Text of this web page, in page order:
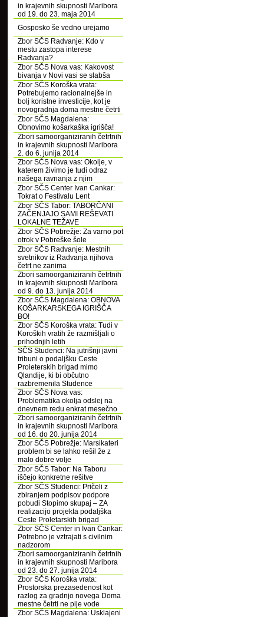
in krajevnih skupnosti Maribora
od 19. do 23. maja 2014
Gosposko še vedno urejamo
Zbor SČS Radvanje: Kdo v
mestu zastopa interese
Radvanja?
Zbor SČS Nova vas: Kakovost
bivanja v Novi vasi se slabša
Zbor SČS Koroška vrata:
Potrebujemo racionalnejše in
bolj koristne investicije, kot je
novogradnja doma mestne četrti
Zbor SČS Magdalena:
Obnovimo košarkaška igrišča!
Zbori samoorganiziranih četrtnih
in krajevnih skupnosti Maribora
2. do 6. junija 2014
Zbor SČS Nova vas: Okolje, v
katerem živimo je tudi odraz
našega ravnanja z njim
Zbor SČS Center Ivan Cankar:
Tokrat o Festivalu Lent
Zbor SČS Tabor: TABORČANI
ZAČENJAJO SAMI REŠEVATI
LOKALNE TEŽAVE
Zbor SČS Pobrežje: Za varno pot
otrok v Pobreške šole
Zbor SČS Radvanje: Mestnih
svetnikov iz Radvanja njihova
četrt ne zanima
Zbori samoorganiziranih četrtnih
in krajevnih skupnosti Maribora
od 9. do 13. junija 2014
Zbor SČS Magdalena: OBNOVA
KOŠARKARSKEGA IGRIŠČA
BO!
Zbor SČS Koroška vrata: Tudi v
Koroških vratih že razmišljali o
prihodnjih letih
SČS Studenci: Na jutrišnji javni
tribuni o podaljšku Ceste
Proleterskih brigad mimo
Qlandije, ki bi občutno
razbremenila Studence
Zbor SČS Nova vas:
Problematika okolja odslej na
dnevnem redu enkrat mesečno
Zbori samoorganiziranih četrtnih
in krajevnih skupnosti Maribora
od 16. do 20. junija 2014
Zbor SČS Pobrežje: Marsikateri
problem bi se lahko rešil že z
malo dobre volje
Zbor SČS Tabor: Na Taboru
iščejo konkretne rešitve
Zbor SČS Studenci: Pričeli z
zbiranjem podpisov podpore
pobudi Stopimo skupaj – ZA
realizacijo projekta podaljška
Ceste Proletarskih brigad
Zbor SČS Center in Ivan Cankar:
Potrebno je vztrajati s civilnim
nadzorom
Zbori samoorganiziranih četrtnih
in krajevnih skupnosti Maribora
od 23. do 27. junija 2014
Zbor SČS Koroška vrata:
Prostorska prezasedenost kot
razlog za gradnjo novega Doma
mestne četrti ne pije vode
Zbor SČS Magdalena: Usklajeni